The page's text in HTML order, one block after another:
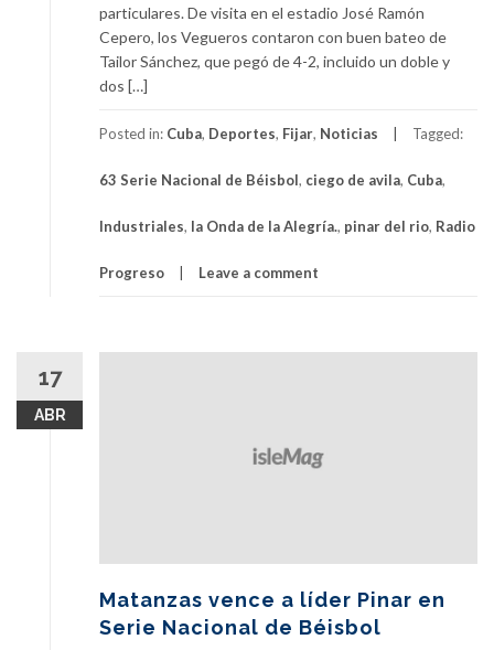
particulares. De visita en el estadio José Ramón
Cepero, los Vegueros contaron con buen bateo de
Tailor Sánchez, que pegó de 4-2, incluido un doble y
dos […]
Posted in: Cuba, Deportes, Fijar, Noticias Tagged:
63 Serie Nacional de Béisbol, ciego de avila, Cuba,
Industriales, la Onda de la Alegría., pinar del rio, Radio
Progreso Leave a comment
17
ABR
Matanzas vence a líder Pinar en
Serie Nacional de Béisbol